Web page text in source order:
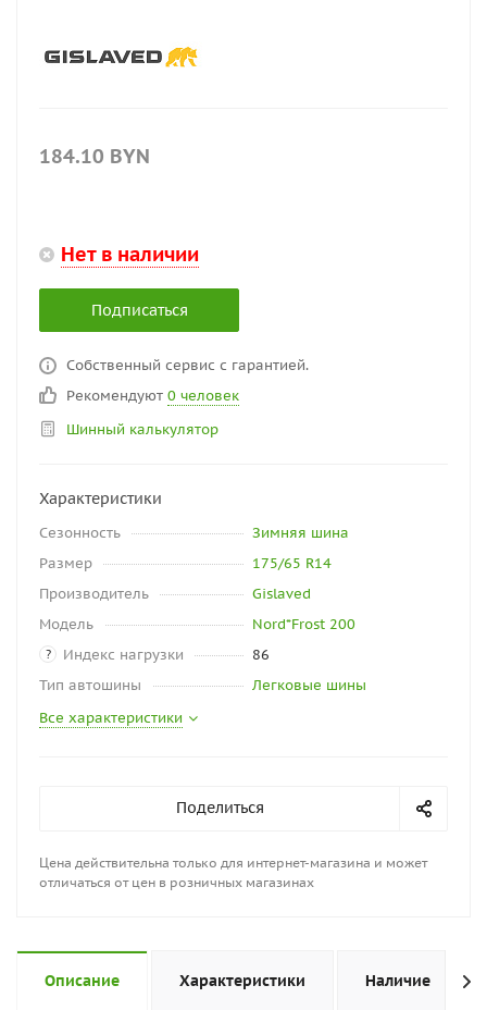
184.10 BYN
Нет в наличии
Подписаться
Собственный сервис с гарантией.
Рекомендуют 0 человек
Шинный калькулятор
Характеристики
Сезонность
Зимняя шина
Размер
175/65 R14
Производитель
Gislaved
Модель
Nord*Frost 200
? Индекс нагрузки
86
Тип автошины
Легковые шины
Все характеристики
Поделиться
Цена действительна только для интернет-магазина и может
отличаться от цен в розничных магазинах
Описание Характеристики Наличие